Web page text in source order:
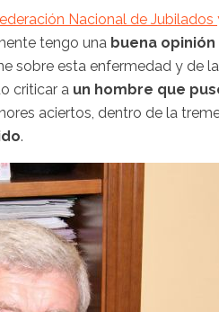
Nacional de Jubilados
tengo una buena
sobre esta enfermedad y de la
criticar a un hombre que
aciertos, dentro de la
.